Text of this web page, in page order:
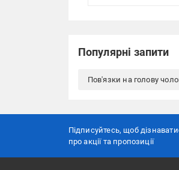
Популярні запити
Пов'язки на голову
Підписуйтесь, щоб
про акції та пропозиції